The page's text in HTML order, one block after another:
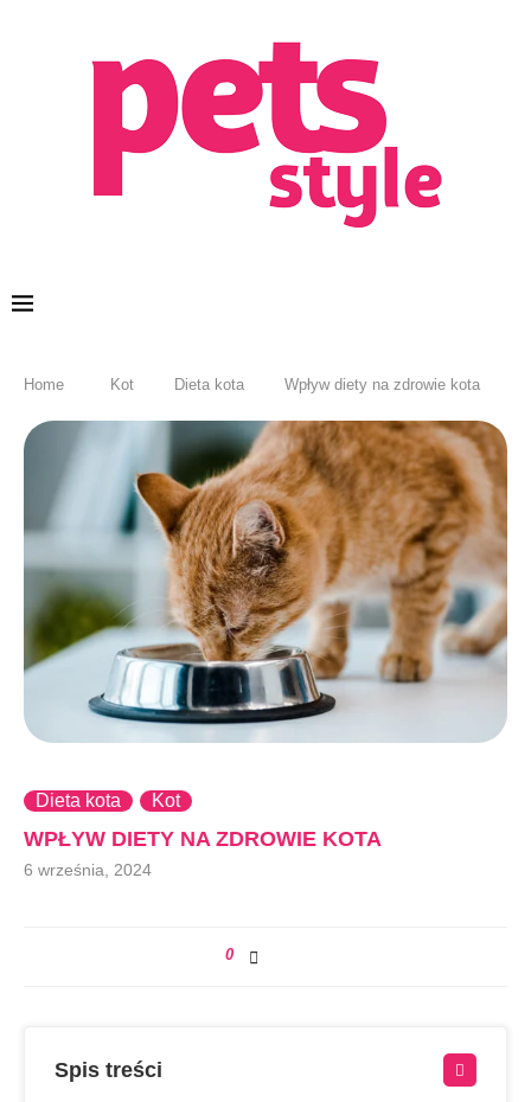
Home Kot Dieta kota Wpływ diety na zdrowie kota
Dieta kota Kot
WPŁYW DIETY NA ZDROWIE KOTA
6 września, 2024
0
Spis treści